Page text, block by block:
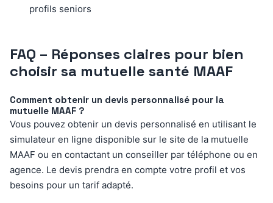
profils seniors
FAQ – Réponses claires pour bien
choisir sa mutuelle santé MAAF
Comment obtenir un devis personnalisé pour la
mutuelle MAAF ?
Vous pouvez obtenir un devis personnalisé en utilisant le
simulateur en ligne disponible sur le site de la mutuelle
MAAF ou en contactant un conseiller par téléphone ou en
agence. Le devis prendra en compte votre profil et vos
besoins pour un tarif adapté.